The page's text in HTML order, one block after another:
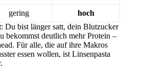
gering
hoch
Du bist länger satt, dein Blutzucker
bekommst deutlich mehr Protein –
Für alle, die auf ihre Makros
essen wollen, ist Linsenpasta